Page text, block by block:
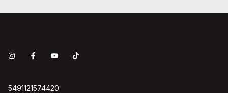
5491121574420